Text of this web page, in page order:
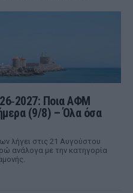
Ποια ΑΦΜ
(9/8) – Όλα όσα
λήγει στις 21 Αυγούστου
ανάλογα με την κατηγορία